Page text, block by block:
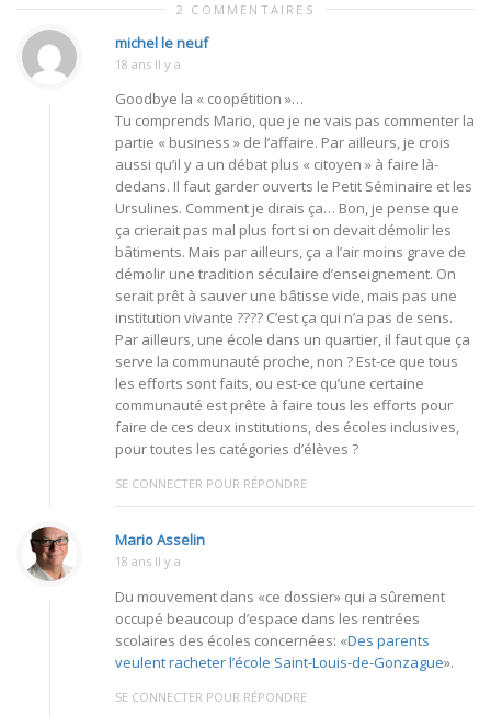
2 COMMENTAIRES
michel le neuf
18 ans Il y a
Goodbye la « coopétition »…
Tu comprends Mario, que je ne vais pas commenter la
partie « business » de l’affaire. Par ailleurs, je crois
aussi qu’il y a un débat plus « citoyen » à faire là-
dedans. Il faut garder ouverts le Petit Séminaire et les
Ursulines. Comment je dirais ça… Bon, je pense que
ça crierait pas mal plus fort si on devait démolir les
bâtiments. Mais par ailleurs, ça a l’air moins grave de
démolir une tradition séculaire d’enseignement. On
serait prêt à sauver une bâtisse vide, mais pas une
institution vivante ???? C’est ça qui n’a pas de sens.
Par ailleurs, une école dans un quartier, il faut que ça
serve la communauté proche, non ? Est-ce que tous
les efforts sont faits, ou est-ce qu’une certaine
communauté est prête à faire tous les efforts pour
faire de ces deux institutions, des écoles inclusives,
pour toutes les catégories d’élèves ?
SE CONNECTER POUR RÉPONDRE
Mario Asselin
18 ans Il y a
Du mouvement dans «ce dossier» qui a sûrement
occupé beaucoup d’espace dans les rentrées
scolaires des écoles concernées: «Des parents
veulent racheter l’école Saint-Louis-de-Gonzague».
SE CONNECTER POUR RÉPONDRE